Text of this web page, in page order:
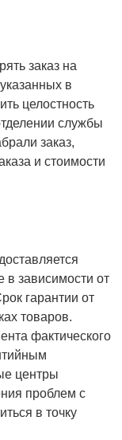
заказ на
в
целостность
службы
заказ,
и стоимости
в зависимости от
гарантии от
товаров.
фактического
центры
проблем с
в точку